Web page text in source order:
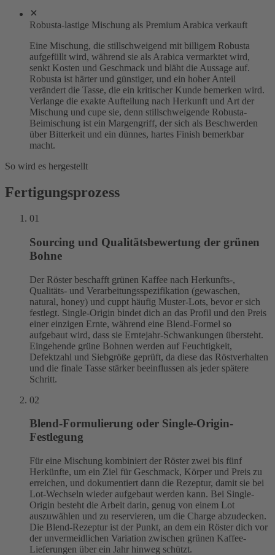
Robusta-lastige Mischung als Premium Arabica verkauft
Eine Mischung, die stillschweigend mit billigem Robusta
aufgefüllt wird, während sie als Arabica vermarktet wird,
senkt Kosten und Geschmack und bläht die Aussage auf.
Robusta ist härter und günstiger, und ein hoher Anteil
verändert die Tasse, die ein kritischer Kunde bemerken wird.
Verlange die exakte Aufteilung nach Herkunft und Art der
Mischung und cupe sie, denn stillschweigende Robusta-
Beimischung ist ein Margengriff, der sich als Beschwerden
über Bitterkeit und ein dünnes, hartes Finish bemerkbar
macht.
So wird es hergestellt
Fertigungsprozess
01
Sourcing und Qualitätsbewertung der grünen
Bohne
Der Röster beschafft grünen Kaffee nach Herkunfts-,
Qualitäts- und Verarbeitungsspezifikation (gewaschen,
natural, honey) und cuppt häufig Muster-Lots, bevor er sich
festlegt. Single-Origin bindet dich an das Profil und den Preis
einer einzigen Ernte, während eine Blend-Formel so
aufgebaut wird, dass sie Erntejahr-Schwankungen übersteht.
Eingehende grüne Bohnen werden auf Feuchtigkeit,
Defektzahl und Siebgröße geprüft, da diese das Röstverhalten
und die finale Tasse stärker beeinflussen als jeder spätere
Schritt.
02
Blend-Formulierung oder Single-Origin-
Festlegung
Für eine Mischung kombiniert der Röster zwei bis fünf
Herkünfte, um ein Ziel für Geschmack, Körper und Preis zu
erreichen, und dokumentiert dann die Rezeptur, damit sie bei
Lot-Wechseln wieder aufgebaut werden kann. Bei Single-
Origin besteht die Arbeit darin, genug von einem Lot
auszuwählen und zu reservieren, um die Charge abzudecken.
Die Blend-Rezeptur ist der Punkt, an dem ein Röster dich vor
der unvermeidlichen Variation zwischen grünen Kaffee-
Lieferungen über ein Jahr hinweg schützt.